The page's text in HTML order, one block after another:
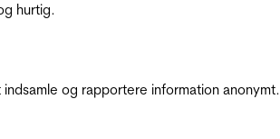
hurtig.
og rapportere information anonymt.